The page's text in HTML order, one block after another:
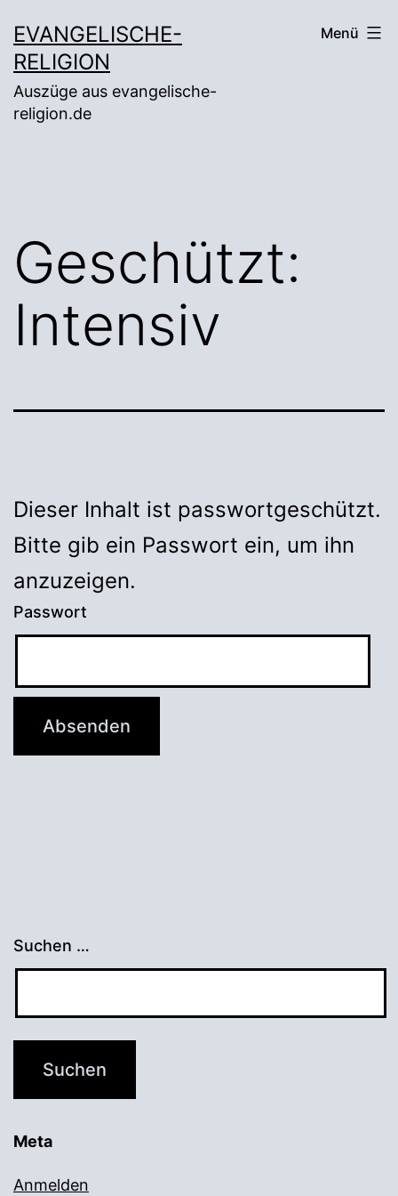
Inhalt
springen
EVANGELISCHE-
RELIGION
Auszüge aus evangelische-
religion.de
Menü
Geschützt:
Intensiv
Dieser Inhalt ist passwortgeschützt.
Bitte gib ein Passwort ein, um ihn
anzuzeigen.
Passwort
Suchen …
Meta
Anmelden